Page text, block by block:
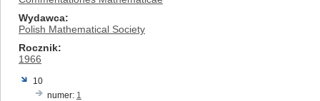
Wydawca
Polish Mathematical Society
Rocznik
1966
10
numer: 1